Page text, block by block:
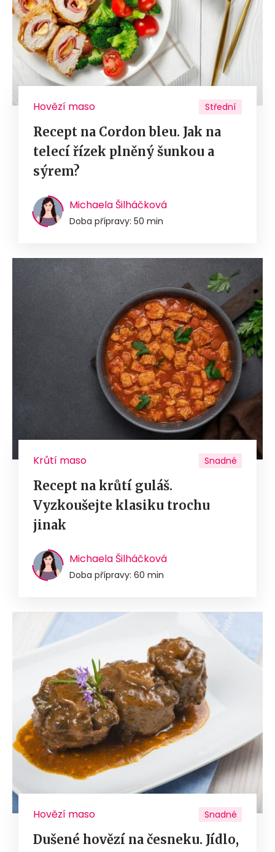
Hovězí maso Střední
Recept na Cordon bleu. Jak na
telecí řízek plněný šunkou a
sýrem?
Michaela Šilháčková
Doba přípravy: 50 min
Krůtí maso Snadné
Recept na krůtí guláš.
Vyzkoušejte klasiku trochu
jinak
Michaela Šilháčková
Doba přípravy: 60 min
Hovězí maso Snadné
Dušené hovězí na česneku. Jídlo,